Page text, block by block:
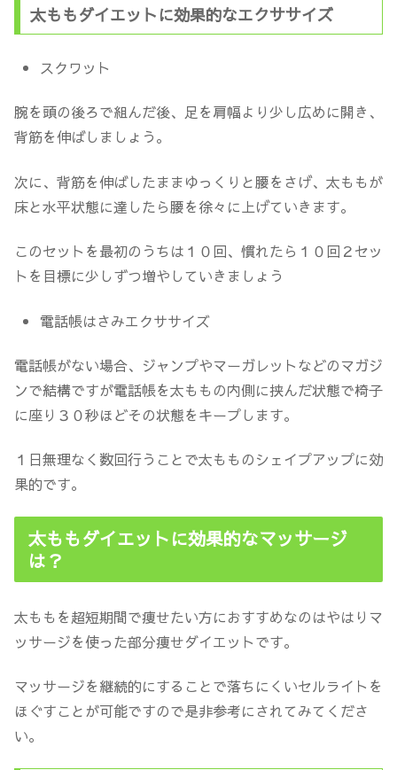
太ももダイエットに効果的なエクササイズ
スクワット
腕を頭の後ろで組んだ後、足を肩幅より少し広めに開き、
背筋を伸ばしましょう。
次に、背筋を伸ばしたままゆっくりと腰をさげ、太ももが
床と水平状態に達したら腰を徐々に上げていきます。
このセットを最初のうちは１０回、慣れたら１０回２セッ
トを目標に少しずつ増やしていきましょう
電話帳はさみエクササイズ
電話帳がない場合、ジャンプやマーガレットなどのマガジ
ンで結構ですが電話帳を太ももの内側に挟んだ状態で椅子
に座り３０秒ほどその状態をキープします。
１日無理なく数回行うことで太もものシェイプアップに効
果的です。
太ももダイエットに効果的なマッサージ
は？
太ももを超短期間で痩せたい方におすすめなのはやはりマ
ッサージを使った部分痩せダイエットです。
マッサージを継続的にすることで落ちにくいセルライトを
ほぐすことが可能ですので是非参考にされてみてくださ
い。